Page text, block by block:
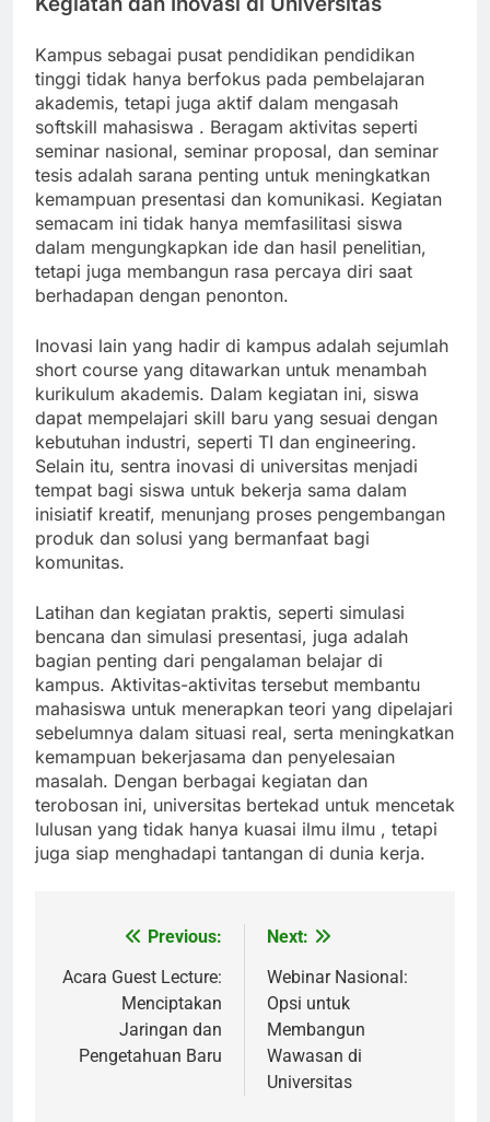
Kampus sebagai pusat pendidikan pendidikan
tinggi tidak hanya berfokus pada pembelajaran
akademis, tetapi juga aktif dalam mengasah
softskill mahasiswa . Beragam aktivitas seperti
seminar nasional, seminar proposal, dan seminar
tesis adalah sarana penting untuk meningkatkan
kemampuan presentasi dan komunikasi. Kegiatan
semacam ini tidak hanya memfasilitasi siswa
dalam mengungkapkan ide dan hasil penelitian,
tetapi juga membangun rasa percaya diri saat
berhadapan dengan penonton.
Inovasi lain yang hadir di kampus adalah sejumlah
short course yang ditawarkan untuk menambah
kurikulum akademis. Dalam kegiatan ini, siswa
dapat mempelajari skill baru yang sesuai dengan
kebutuhan industri, seperti TI dan engineering.
Selain itu, sentra inovasi di universitas menjadi
tempat bagi siswa untuk bekerja sama dalam
inisiatif kreatif, menunjang proses pengembangan
produk dan solusi yang bermanfaat bagi
komunitas.
Latihan dan kegiatan praktis, seperti simulasi
bencana dan simulasi presentasi, juga adalah
bagian penting dari pengalaman belajar di
kampus. Aktivitas-aktivitas tersebut membantu
mahasiswa untuk menerapkan teori yang dipelajari
sebelumnya dalam situasi real, serta meningkatkan
kemampuan bekerjasama dan penyelesaian
masalah. Dengan berbagai kegiatan dan
terobosan ini, universitas bertekad untuk mencetak
lulusan yang tidak hanya kuasai ilmu ilmu , tetapi
juga siap menghadapi tantangan di dunia kerja.
navigation
Previous:
Acara Guest Lecture:
Menciptakan
Jaringan dan
Pengetahuan Baru
Next:
Webinar Nasional:
Opsi untuk
Membangun
Wawasan di
Universitas